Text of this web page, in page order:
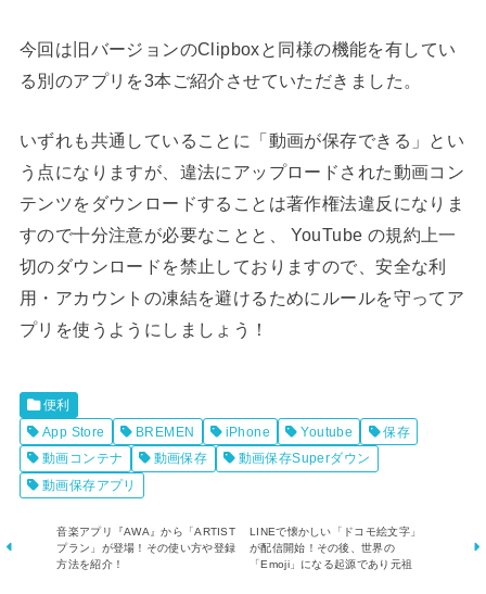
今回は旧バージョンのClipboxと同様の機能を有してい
る別のアプリを3本ご紹介させていただきました。
いずれも共通していることに「動画が保存できる」とい
う点になりますが、違法にアップロードされた動画コン
テンツをダウンロードすることは著作権法違反になりま
すので十分注意が必要なことと、 YouTube の規約上一
切のダウンロードを禁止しておりますので、安全な利
用・アカウントの凍結を避けるためにルールを守ってア
プリを使うようにしましょう！
便利
App Store
BREMEN iPhone Youtube
保存
動画コンテナ
動画保存
動画保存Superダウン
動画保存アプリ
音楽アプリ『AWA』から「ARTIST
プラン」が登場！その使い方や登録
方法を紹介！
LINEで懐かしい「ドコモ絵文字」
が配信開始！その後、世界の
「Emoji」になる起源であり元祖